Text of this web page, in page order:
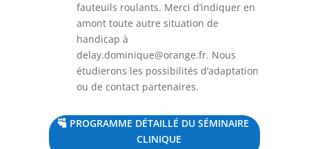
fauteuils roulants. Merci d’indiquer en
amont toute autre situation de
handicap à
delay.dominique@orange.fr. Nous
étudierons les possibilités d’adaptation
ou de contact partenaires.
PROGRAMME DÉTAILLÉ DU SÉMINAIRE
CLINIQUE